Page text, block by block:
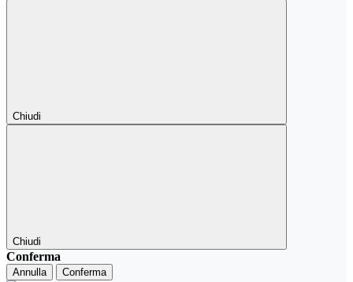
Chiudi
Chiudi
Conferma
Annulla Conferma